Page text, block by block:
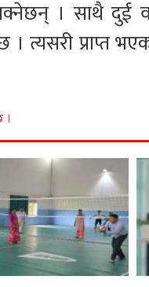
। साथै दुई
त्यसरी प्राप्त